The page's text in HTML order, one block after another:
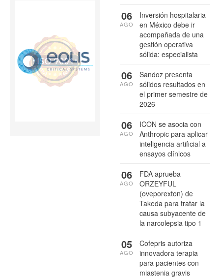
Inversión hospitalaria
en México debe ir
acompañada de una
gestión operativa
sólida: especialista
06
AGO
Sandoz presenta
sólidos resultados en
el primer semestre de
2026
06
AGO
ICON se asocia con
Anthropic para aplicar
inteligencia artificial a
ensayos clínicos
06
AGO
FDA aprueba
ORZEYFUL
(oveporexton) de
Takeda para tratar la
causa subyacente de
la narcolepsia tipo 1
06
AGO
Cofepris autoriza
innovadora terapia
para pacientes con
miastenia gravis
05
AGO